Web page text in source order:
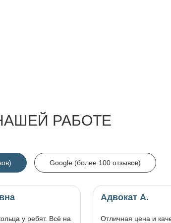
РАБОТЕ
Google (более 100 отзывов)
у ребят. Всё на
Адвокат А.
Отличная цена и